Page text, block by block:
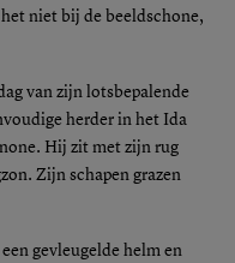
niet bij de beeldschone,
van zijn lotsbepalende
herder in het Ida
Hij zit met zijn rug
Zijn schapen grazen
gevleugelde helm en